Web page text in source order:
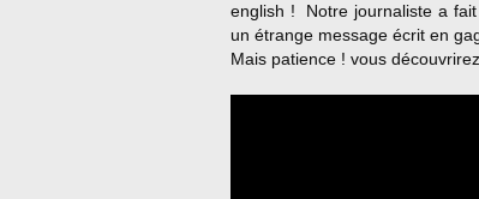
english ! Notre journaliste a
un étrange message écrit en
Mais patience ! vous